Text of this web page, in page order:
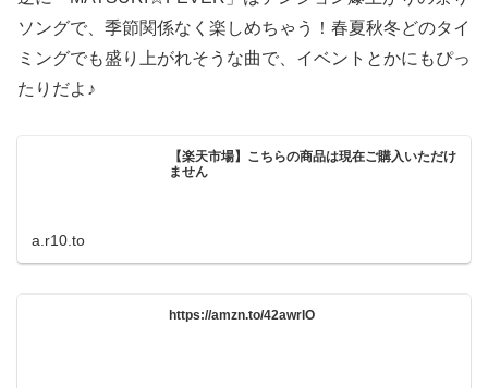
ソングで、季節関係なく楽しめちゃう！春夏秋冬どのタイ
ミングでも盛り上がれそうな曲で、イベントとかにもぴっ
たりだよ♪
【楽天市場】こちらの商品は現在ご購入いただけ
ません
a.r10.to
https://amzn.to/42awrlO